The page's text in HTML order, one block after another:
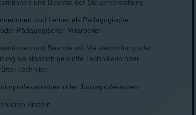
und Beamte der Steuerverwaltung
und Lehrer als Pädagogische
Pädagogischer Mitarbeiter
und Beamte mit Meisterprüfung oder
als staatlich geprüfte Technikerin oder
Techniker
oder Juniorprofessoren
Ämtern